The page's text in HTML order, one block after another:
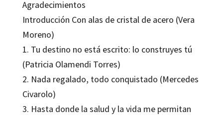
Agradecimientos
Introducción Con alas de cristal de acero (Vera
Moreno)
1. Tu destino no está escrito: lo construyes tú
(Patricia Olamendi Torres)
2. Nada regalado, todo conquistado (Mercedes
Civarolo)
3. Hasta donde la salud y la vida me permitan